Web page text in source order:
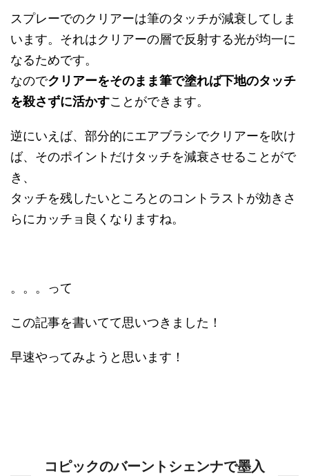
スプレーでのクリアーは筆のタッチが減衰してしま
います。それはクリアーの層で反射する光が均一に
なるためです。
なのでクリアーをそのまま筆で塗れば下地のタッチ
を殺さずに活かすことができます。
逆にいえば、部分的にエアブラシでクリアーを吹け
ば、そのポイントだけタッチを減衰させることがで
き、
タッチを残したいところとのコントラストが効きさ
らにカッチョ良くなりますね。
。。。って
この記事を書いてて思いつきました！
早速やってみようと思います！
コピックのバーントシェンナで墨入